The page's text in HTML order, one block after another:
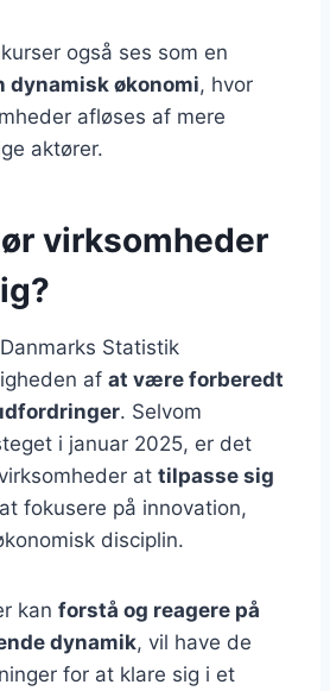
også ses som en
dynamisk økonomi, hvor
afløses af mere
aktører.
virksomheder
Statistik
af at være forberedt
. Selvom
i januar 2025, er det
at tilpasse sig
fokusere på innovation,
disciplin.
kan forstå og reagere på
dynamik, vil have de
for at klare sig i et